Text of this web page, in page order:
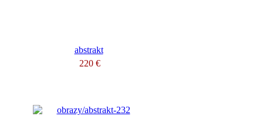
abstrakt
220 €